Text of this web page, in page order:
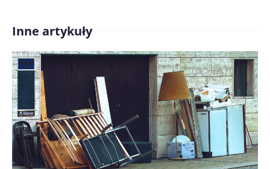
Treść komentarza*
Zapamiętaj moje dane w tej przeglądarce podczas
pisania kolejnych komentarzy.
Inne artykuły